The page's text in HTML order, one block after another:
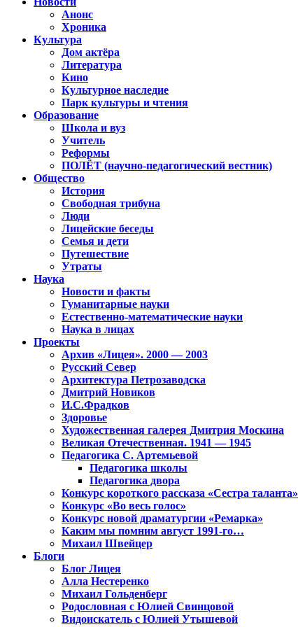
Анонс
Хроника
Культура
Дом актёра
Литература
Кино
Культурное наследие
Парк культуры и чтения
Образование
Школа и вуз
Учитель
Реформы
ПОЛЁТ (научно-педагогический вестник)
Общество
История
Свободная трибуна
Люди
Лицейские беседы
Семья и дети
Путешествие
Утраты
Наука
Новости и факты
Гуманитарные науки
Естественно-математические науки
Наука в лицах
Проекты
Архив «Лицея». 2000 — 2003
Русский Север
Архитектура Петрозаводска
Дмитрий Новиков
И.С.Фрадков
Здоровье
Художественная галерея Дмитрия Москина
Великая Отечественная. 1941 — 1945
Педагогика С. Артемьевой
Педагогика школы
Педагогика двора
Конкурс короткого рассказа «Сестра таланта»
Конкурс «Во весь голос»
Конкурс новой драматургии «Ремарка»
Каким мы помним август 1991-го…
Михаил Швейцер
Блоги
Блог Лицея
Алла Нестеренко
Михаил Гольденберг
Родословная с Юлией Свинцовой
Видоискатель с Юлией Утышевой